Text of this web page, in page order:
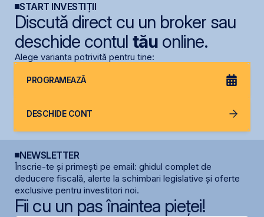
START INVESTIȚII
Discută direct cu un broker sau
deschide contul tăuonline.
Alege varianta potrivită pentru tine:
PROGRAMEAZĂ
DESCHIDE CONT
NEWSLETTER
Înscrie-te și primești pe email: ghidul complet de
deducere fiscală, alerte la schimbari legislative și oferte
exclusive pentru investitori noi.
Fii cu un pas înaintea pieței!